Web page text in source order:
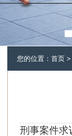
您的位置： 首页 >
刑事案件求